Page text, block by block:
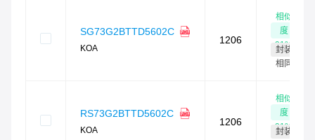
SG73G2BTTD5602C
KOA
1206
相似
度
91%
封装
相同
RS73G2BTTD5602C
KOA
1206
相似
度
91%
封装